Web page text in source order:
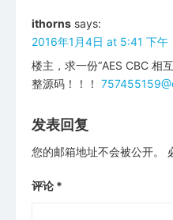
ithorns says:
2016年1月4日 at 5:41 下午
楼主，求一份“AES CBC 相
整源码！！！
发表回复
您的邮箱地址不会被公开。
评论 *